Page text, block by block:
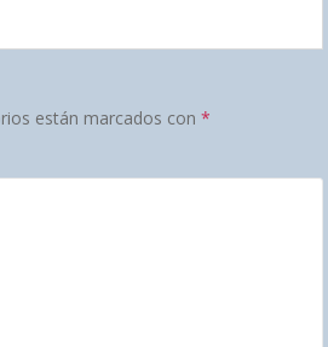
están marcados con *